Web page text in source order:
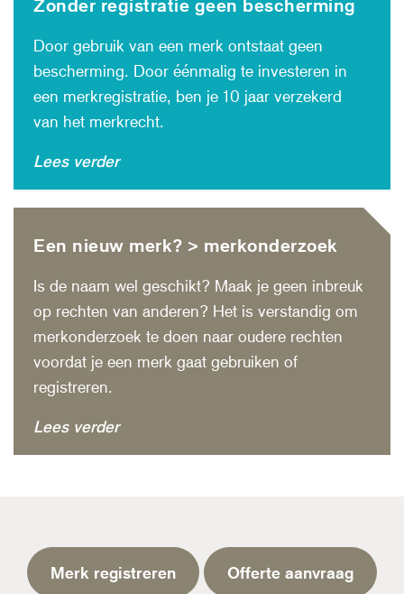
Zonder registratie geen bescherming
Door gebruik van een merk ontstaat geen
bescherming. Door éénmalig te investeren in
een merkregistratie, ben je 10 jaar verzekerd
van het merkrecht.
Lees verder
Een nieuw merk? > merkonderzoek
Is de naam wel geschikt? Maak je geen inbreuk
op rechten van anderen? Het is verstandig om
merkonderzoek te doen naar oudere rechten
voordat je een merk gaat gebruiken of
registreren.
Lees verder
Merk registreren Offerte aanvraag